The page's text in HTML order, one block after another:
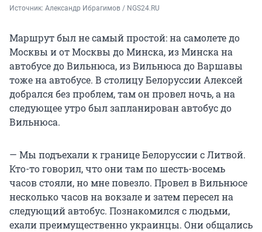
Источник: Александр Ибрагимов / NGS24.RU
Маршрут был не самый простой: на самолете до
Москвы и от Москвы до Минска, из Минска на
автобусе до Вильнюса, из Вильнюса до Варшавы
тоже на автобусе. В столицу Белоруссии Алексей
добрался без проблем, там он провел ночь, а на
следующее утро был запланирован автобус до
Вильнюса.
— Мы подъехали к границе Белоруссии с Литвой.
Кто-то говорил, что они там по шесть-восемь
часов стояли, но мне повезло. Провел в Вильнюсе
несколько часов на вокзале и затем пересел на
следующий автобус. Познакомился с людьми,
ехали преимущественно украинцы. Они общались